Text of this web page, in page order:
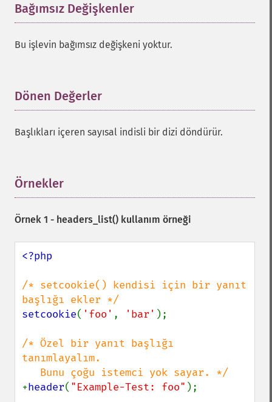
Bağımsız Değişkenler
Bu işlevin bağımsız değişkeni yoktur.
Dönen Değerler
Başlıkları içeren sayısal indisli bir dizi döndürür.
Örnekler
Örnek 1 - headers_list() kullanım örneği
<?php
/* setcookie() kendisi için bir yanıt
setcookie( 'foo' , 'bar' );
/* Özel bir yanıt başlığı
tanımlayalım.
+header( "Example-Test: foo" );